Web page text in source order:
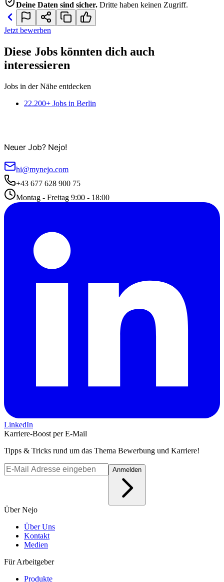
Deine Daten sind sicher. Dritte haben keinen Zugriff.
Jetzt bewerben
Diese Jobs könnten dich auch
interessieren
Jobs in der Nähe entdecken
22.200+ Jobs in Berlin
Neuer Job? Nejo!
hi@mynejo.com
+43 677 628 900 75
Montag - Freitag 9:00 - 18:00
LinkedIn
Karriere-Boost per E-Mail
Tipps & Tricks rund um das Thema Bewerbung und Karriere!
Anmelden
Über Nejo
Über Uns
Kontakt
Medien
Für Arbeitgeber
Produkte